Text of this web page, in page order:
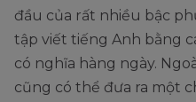
đầu của rất nhiều bậc
tập viết tiếng Anh bằng
có nghĩa hàng ngày.
cũng có thể đưa ra một